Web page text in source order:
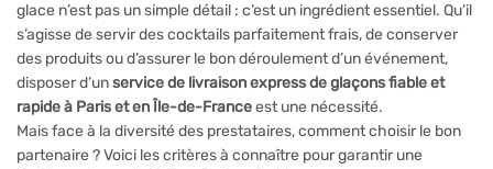
glace n’est pas un simple détail : c’est un ingrédient essentiel. Qu’il
s’agisse de servir des cocktails parfaitement frais, de conserver
des produits ou d’assurer le bon déroulement d’un événement,
disposer d’unservice de livraison express de glaçons fiable et
rapide à Paris et en Île-de-Franceest une nécessité.
Mais face à la diversité des prestataires, comment choisir le bon
partenaire ? Voici les critères à connaître pour garantir une